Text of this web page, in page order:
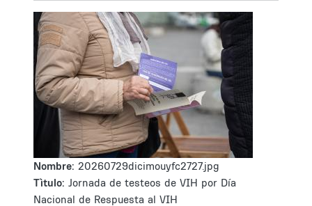
Nombre: 20260729dicimouyfc2727.jpg
Tìtulo: Jornada de testeos de VIH por Día
Nacional de Respuesta al VIH